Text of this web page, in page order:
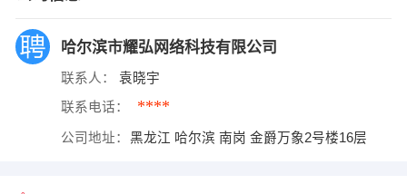
哈尔滨市耀弘网络科技有限公司
联系人： 袁晓宇
联系电话： ****
公司地址： 黑龙江 哈尔滨 南岗 金爵万象2号楼16层